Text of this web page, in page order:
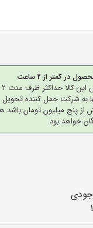
در کمتر از 2 ساعت
به شرکت حمل کننده تحویل
از پنج میلیون تومان
خواهد بود.